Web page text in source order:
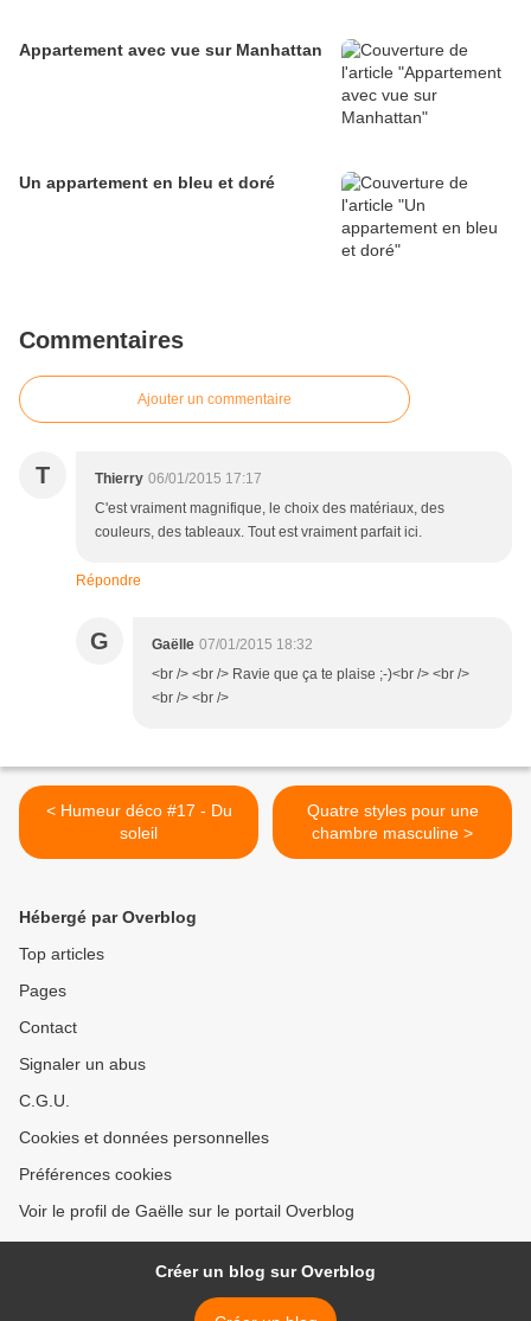
Appartement avec vue sur Manhattan
Un appartement en bleu et doré
Commentaires
Ajouter un commentaire
T Thierry 06/01/2015 17:17
C'est vraiment magnifique, le choix des matériaux, des
couleurs, des tableaux. Tout est vraiment parfait ici.
Répondre
G Gaëlle 07/01/2015 18:32
<br /> <br /> Ravie que ça te plaise ;-)<br /> <br />
<br /> <br />
< Humeur déco #17 - Du
soleil
Quatre styles pour une
chambre masculine >
Hébergé par Overblog
Top articles
Pages
Contact
Signaler un abus
C.G.U.
Cookies et données personnelles
Préférences cookies
Voir le profil de Gaëlle sur le portail Overblog
Créer un blog sur Overblog